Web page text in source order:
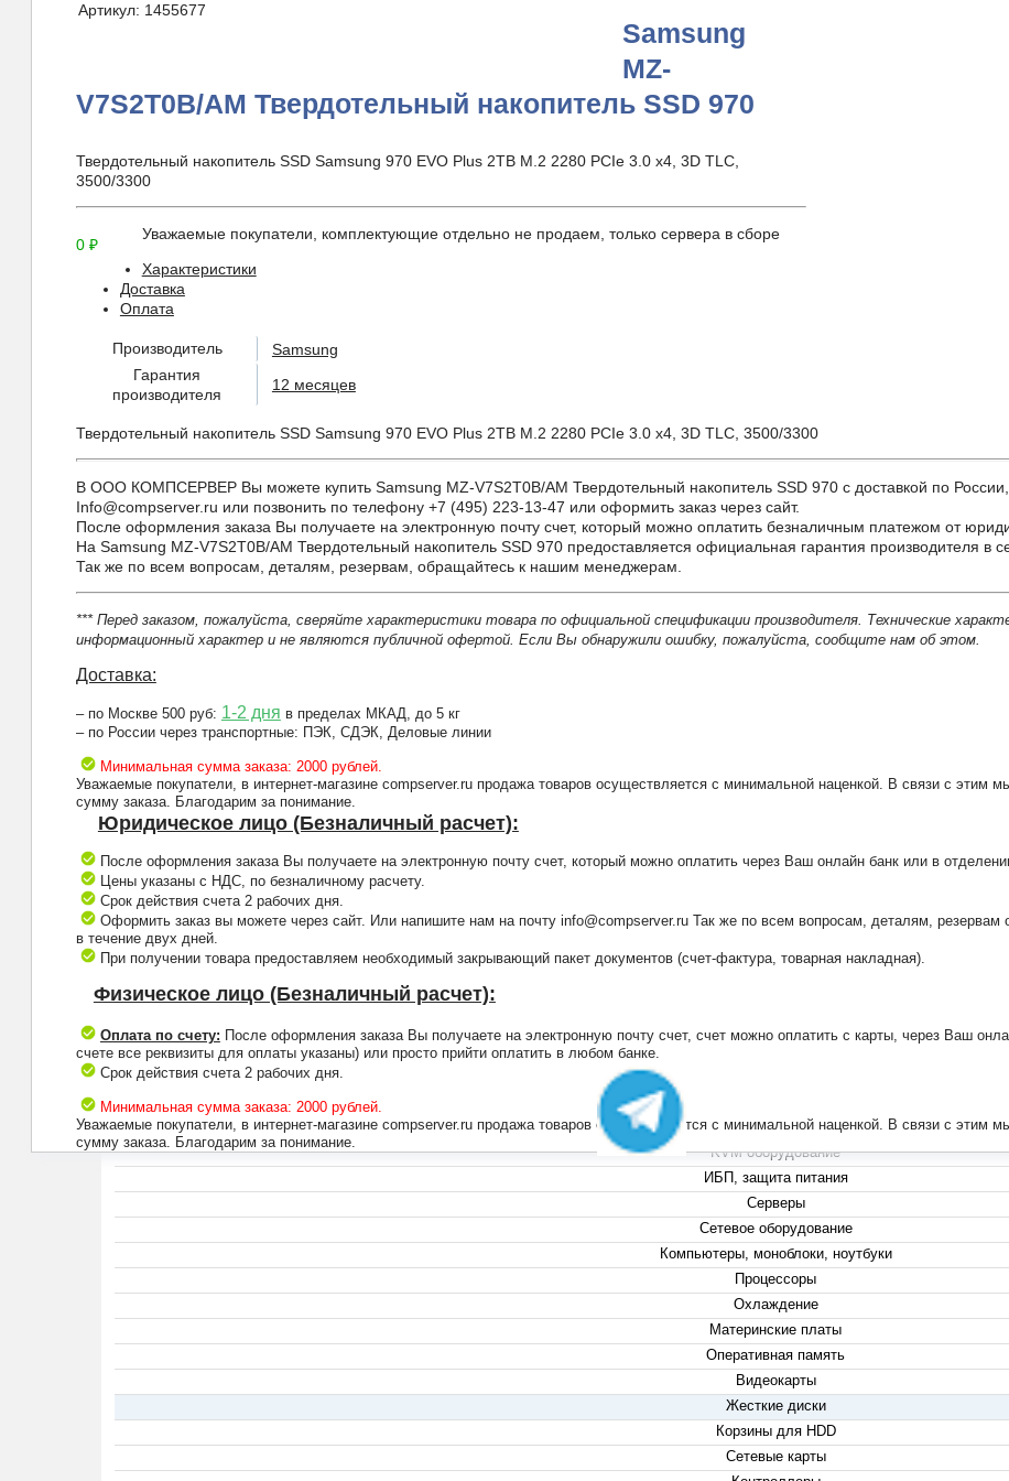
Артикул: 1455677
Samsung
MZ-
V7S2T0B/AM Твердотельный накопитель SSD 970
Твердотельный накопитель SSD Samsung 970 EVO Plus 2TB M.2 2280 PCIe 3.0 x4, 3D TLC,
3500/3300
0 ₽
Уважаемые покупатели, комплектующие отдельно не продаем, только сервера в сборе
Характеристики
Доставка
Оплата
Производитель
Samsung
Гарантия
производителя
12 месяцев
Твердотельный накопитель SSD Samsung 970 EVO Plus 2TB M.2 2280 PCIe 3.0 x4, 3D TLC, 3500/3300
В ООО КОМПСЕРВЕР Вы можете купить Samsung MZ-V7S2T0B/AM Твердотельный накопитель SSD 970 с доставкой по России,
Info@compserver.ru или позвонить по телефону +7 (495) 223-13-47 или оформить заказ через сайт.
После оформления заказа Вы получаете на электронную почту счет, который можно оплатить безналичным платежом от
На Samsung MZ-V7S2T0B/AM Твердотельный накопитель SSD 970 предоставляется официальная гарантия производителя в
Так же по всем вопросам, деталям, резервам, обращайтесь к нашим менеджерам.
*** Перед заказом, пожалуйста, сверяйте характеристики товара по официальной спецификации производителя. Технические
информационный характер и не являются публичной офертой. Если Вы обнаружили ошибку, пожалуйста, сообщите нам об этом.
Доставка:
– по Москве 500 руб: 1-2 дня в пределах МКАД, до 5 кг
– по России через транспортные: ПЭК, СДЭК, Деловые линии
Минимальная сумма заказа: 2000 рублей.
Уважаемые покупатели, в интернет-магазине compserver.ru продажа товаров осуществляется с минимальной наценкой. В связи с этим
сумму заказа. Благодарим за понимание.
Юридическое лицо (Безналичный расчет):
После оформления заказа Вы получаете на электронную почту счет, который можно оплатить через Ваш онлайн банк или в
Цены указаны с НДС, по безналичному расчету.
Срок действия счета 2 рабочих дня.
Оформить заказ вы можете через сайт. Или напишите нам на почту info@compserver.ru Так же по всем вопросам, деталям,
в течение двух дней.
При получении товара предоставляем необходимый закрывающий пакет документов (счет-фактура, товарная накладная).
Физическое лицо (Безналичный расчет):
Оплата по счету: После оформления заказа Вы получаете на электронную почту счет, счет можно оплатить с карты, через Ваш
счете все реквизиты для оплаты указаны) или просто прийти оплатить в любом банке.
Срок действия счета 2 рабочих дня.
Минимальная сумма заказа: 2000 рублей.
Уважаемые покупатели, в интернет-магазине compserver.ru продажа товаров осуществляется с минимальной наценкой. В связи с этим
сумму заказа. Благодарим за понимание.
+7 (495) 223-13-47
KVM оборудование
ИБП, защита питания
Серверы
Сетевое оборудование
Компьютеры, моноблоки, ноутбуки
Процессоры
Охлаждение
Материнские платы
Оперативная память
Видеокарты
Жесткие диски
Корзины для HDD
Сетевые карты